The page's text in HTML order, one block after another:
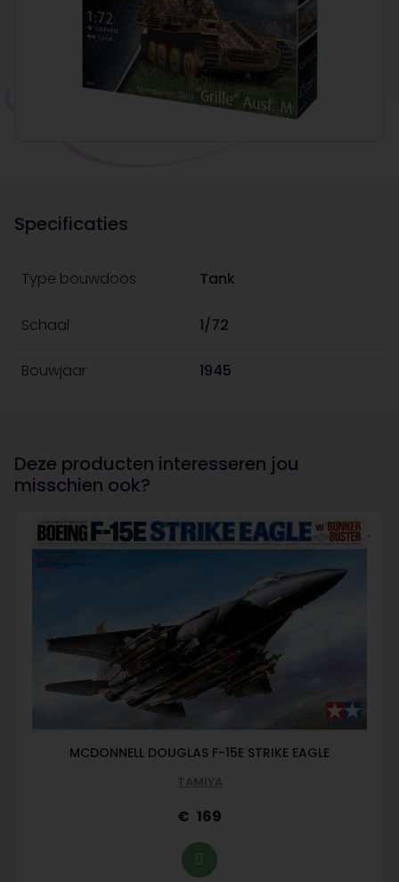
Specificaties
Type bouwdoos Tank
Schaal 1/72
Bouwjaar 1945
Deze producten interesseren jou
misschien ook?
MCDONNELL DOUGLAS F-15E STRIKE EAGLE
TAMIYA
169